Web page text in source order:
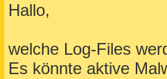
Hallo,
welche Log-Files
Es könnte aktive